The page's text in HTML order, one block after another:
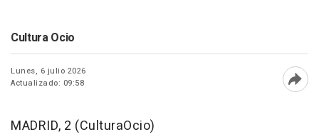
Cultura Ocio
Lunes, 6 julio 2026
Actualizado: 09:58
MADRID, 2 (CulturaOcio)